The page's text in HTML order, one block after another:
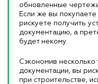
обновленные
Если же вы
рискуете получить
документацию, а
будет некому.
Сэкономив несколько
документации, вы
при строительстве,